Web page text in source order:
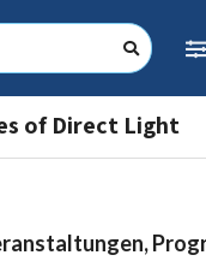
of Direct Light